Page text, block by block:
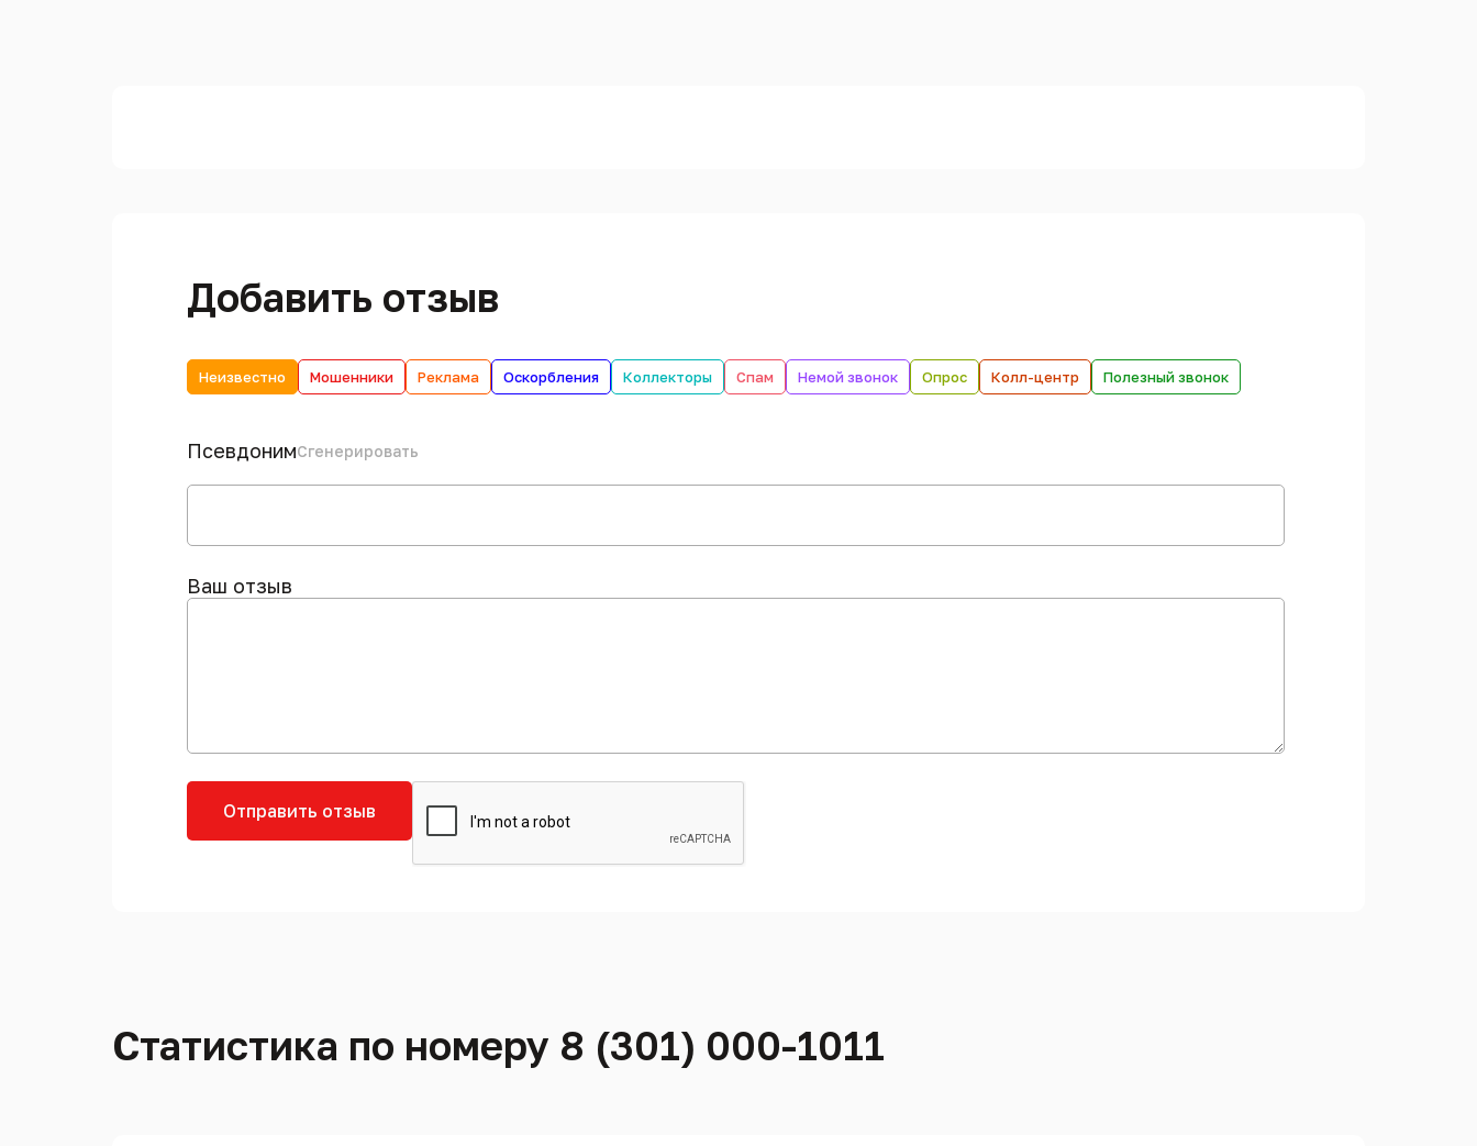
Добавить отзыв
Неизвестно Мошенники Реклама Оскорбления Коллекторы Спам Немой звонок Опрос Колл-центр Полезный звонок
ПсевдонимСгенерировать
Ваш отзыв
Отправить отзыв
Статистика по номеру 8 (301) 000-1011